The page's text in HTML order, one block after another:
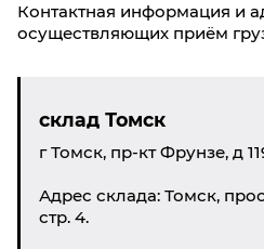
Контактная информация и
осуществляющих приём
склад Томск
г Томск, пр-кт Фрунзе, д
Адрес склада: Томск,
стр. 4.